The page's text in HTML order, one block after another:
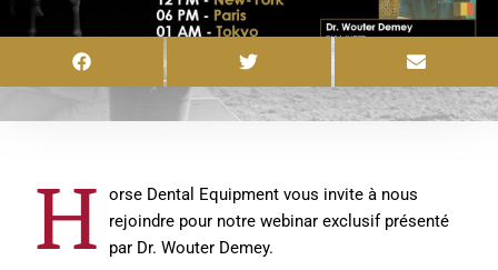
H
orse Dental Equipment vous invite à nous
rejoindre pour notre webinar exclusif présenté
par Dr. Wouter Demey.